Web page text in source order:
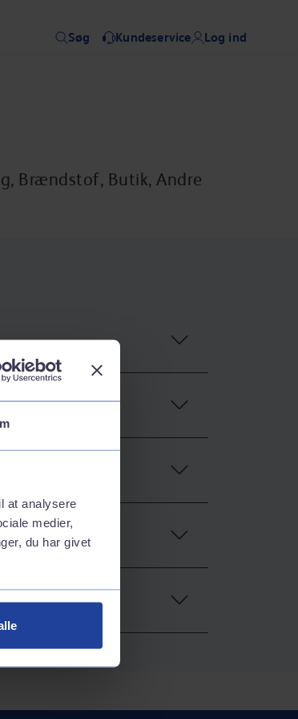
at analysere
medier,
du har givet
Søg
Kundeservice Log ind
Brændstof, Butik, Andre